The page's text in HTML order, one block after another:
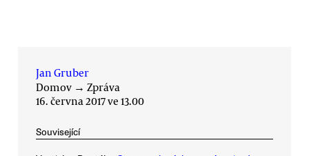
Jan Gruber
Domov → Zpráva
16. června 2017 ve 13.00
Související